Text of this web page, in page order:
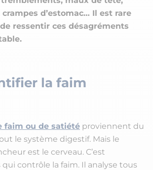
d’estomac… Il est rare
ressentir ces désagréments
la faim
faim ou de satiété proviennent du
le système digestif. Mais le
est le cerveau. C’est
qui contrôle la faim. Il analyse tous